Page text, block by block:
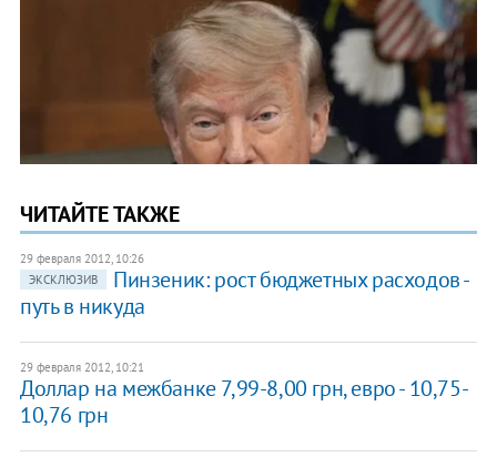
ЧИТАЙТЕ ТАКЖЕ
29 февраля 2012, 10:26
ЭКСКЛЮЗИВ
Пинзеник: рост бюджетных расходов -
путь в никуда
29 февраля 2012, 10:21
Доллар на межбанке 7,99-8,00 грн, евро - 10,75-
10,76 грн